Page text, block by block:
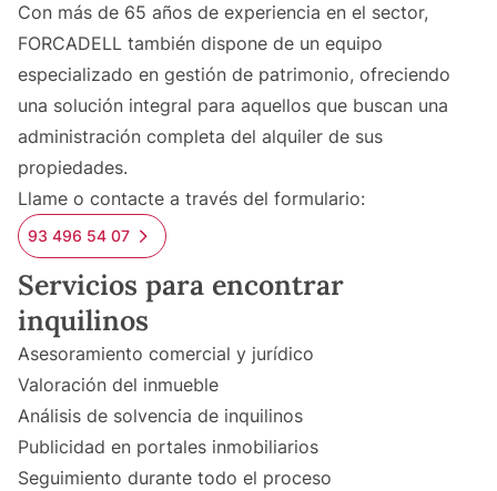
Con más de 65 años de experiencia en el sector,
FORCADELL también dispone de un equipo
especializado en gestión de patrimonio, ofreciendo
una solución integral para aquellos que buscan una
administración completa del alquiler de sus
propiedades.
Llame o contacte a través del formulario:
93 496 54 07
Servicios para encontrar
inquilinos
Asesoramiento comercial y jurídico
Valoración del inmueble
Análisis de solvencia de inquilinos
Publicidad en portales inmobiliarios
Seguimiento durante todo el proceso